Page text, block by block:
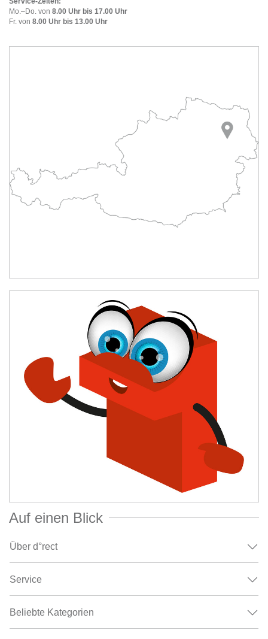
Mo.–Do. von 8.00 Uhr bis 17.00 Uhr
Fr. von 8.00 Uhr bis 13.00 Uhr
Auf einen Blick
Über d°rect
Service
Beliebte Kategorien